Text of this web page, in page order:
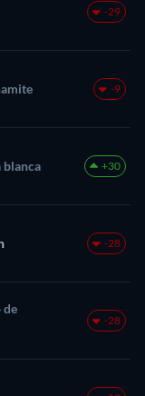
-29
-9
blanca +30
-28
de
-28